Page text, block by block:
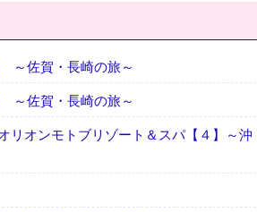
～佐賀・長崎の旅～
～佐賀・長崎の旅～
オンモトブリゾート＆スパ【４】～沖